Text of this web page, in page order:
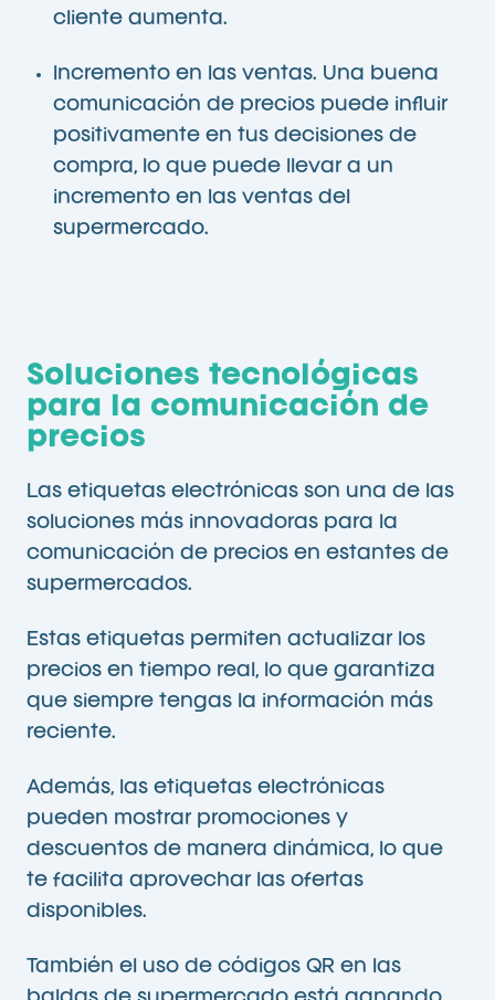
cliente aumenta.
Incremento en las ventas. Una buena
comunicación de precios puede influir
positivamente en tus decisiones de
compra, lo que puede llevar a un
incremento en las ventas del
supermercado.
Soluciones tecnológicas
para la comunicación de
precios
Las etiquetas electrónicas son una de las
soluciones más innovadoras para la
comunicación de precios en estantes de
supermercados.
Estas etiquetas permiten actualizar los
precios en tiempo real, lo que garantiza
que siempre tengas la información más
reciente.
Además, las etiquetas electrónicas
pueden mostrar promociones y
descuentos de manera dinámica, lo que
te facilita aprovechar las ofertas
disponibles.
También el uso de códigos QR en las